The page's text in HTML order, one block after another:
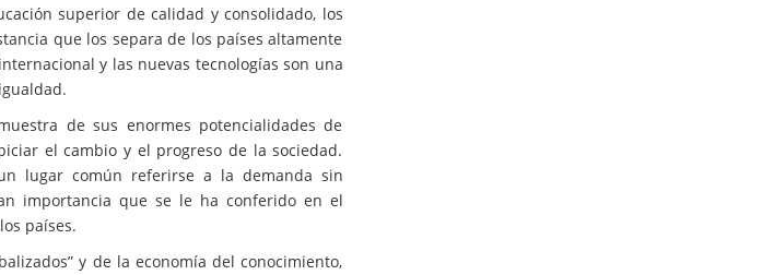
superior de calidad y consolidado, los
que los separa de los países altamente
y las nuevas tecnologías son una
de sus enormes potencialidades de
el cambio y el progreso de la sociedad.
lugar común referirse a la demanda sin
importancia que se le ha conferido en el
países.
y de la economía del conocimiento,